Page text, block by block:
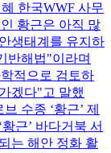
한국WWF 사무
황근은 아직 많
생태계를 유지하
반해법"이라며
적으로 검토하
겠다"고 말했
수종 ‘황근’ 제
근’ 바다거북 서
는 해안 정화 활